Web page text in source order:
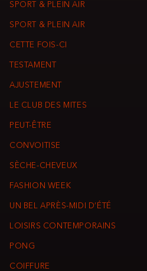
SPORT & PLEIN AIR
SPORT & PLEIN AIR
CETTE FOIS-CI
TESTAMENT
AJUSTEMENT
LE CLUB DES MITES
PEUT-ÊTRE
CONVOITISE
SÈCHE-CHEVEUX
FASHION WEEK
UN BEL APRÈS-MIDI D’ÉTÉ
LOISIRS CONTEMPORAINS
PONG
COIFFURE